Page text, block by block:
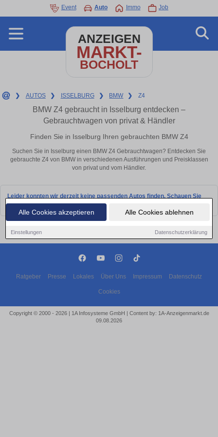
Alle Cookies akzeptieren Alle Cookies ablehnen
Einstellungen Datenschutzerklärung
Event Auto Immo Job
ANZEIGEN
MARKT-
BOCHOLT
❯ AUTOS ❯ ISSELBURG ❯ BMW ❯ Z4
BMW Z4 gebraucht in Isselburg entdecken –
Gebrauchtwagen von privat & Händler
Finden Sie in Isselburg Ihren gebrauchten BMW Z4
Suchen Sie in Isselburg einen BMW Z4 Gebrauchtwagen? Entdecken Sie
gebrauchte Z4 von BMW in verschiedenen Ausführungen und Preisklassen
von privat und vom Händler.
Leider konnten wir derzeit keine passenden Autos finden. Schauen Sie
bald wieder vorbei!
Ratgeber Presse Lokales Über Uns Impressum Datenschutz
Cookies
Copyright © 2000 - 2026 | 1A Infosysteme GmbH | Content by: 1A-Anzeigenmarkt.de
09.08.2026